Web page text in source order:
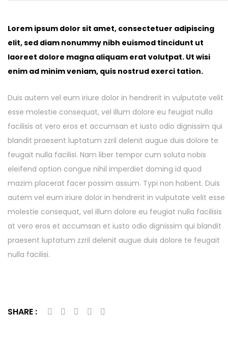
Lorem ipsum dolor sit amet, consectetuer adipiscing
elit, sed diam nonummy nibh euismod tincidunt ut
laoreet dolore magna aliquam erat volutpat. Ut wisi
enim ad minim veniam, quis nostrud exerci tation.
Duis autem vel eum iriure dolor in hendrerit in vulputate velit
esse molestie consequat, vel illum dolore eu feugiat nulla
facilisis at vero eros et accumsan et iusto odio dignissim qui
blandit praesent luptatum zzril delenit augue duis dolore te
feugait nulla facilisi. Nam liber tempor cum soluta nobis
eleifend option congue nihil imperdiet doming id quod
mazim placerat facer possim assum. Typi non habent. Duis
autem vel eum iriure dolor in hendrerit in vulputate velit esse
molestie consequat, vel illum dolore eu feugiat nulla facilisis
at vero eros et accumsan et iusto odio dignissim qui blandit
praesent luptatum zzril delenit augue duis dolore te feugait
nulla facilisi.
SHARE :